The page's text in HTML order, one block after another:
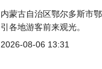
内蒙古自治区鄂尔多斯市
引各地游客前来观光。
2026-08-06 13:31